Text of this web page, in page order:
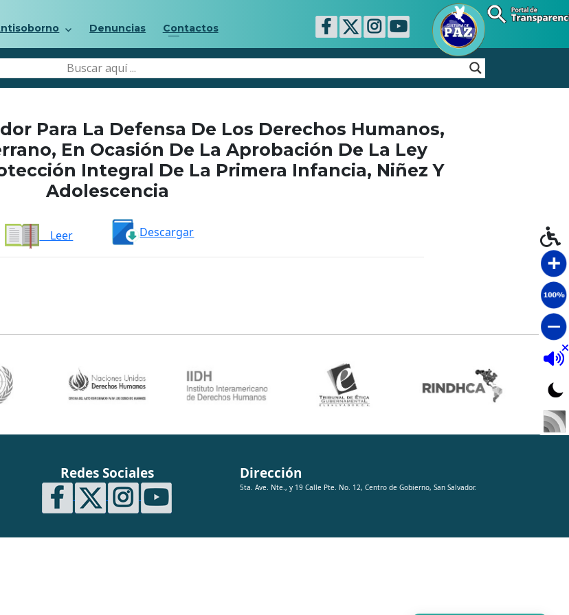
Denuncias Contactos
Para La Defensa De Los Derechos Humanos,
En Ocasión De La Aprobación De La Ley
Integral De La Primera Infancia, Niñez Y
Adolescencia
Leer Descargar
Redes Sociales Dirección
5ta. Ave. Nte., y 19 Calle Pte. No. 12, Centro de Gobierno, San Salvador.